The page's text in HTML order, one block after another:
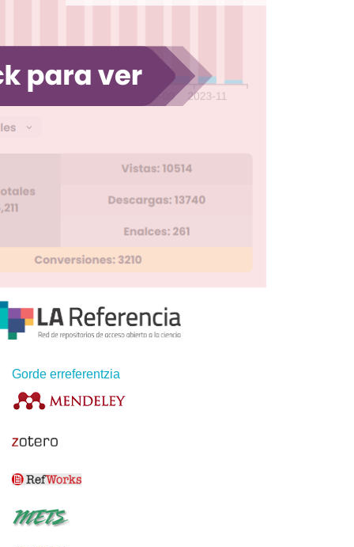
Gorde erreferentzia